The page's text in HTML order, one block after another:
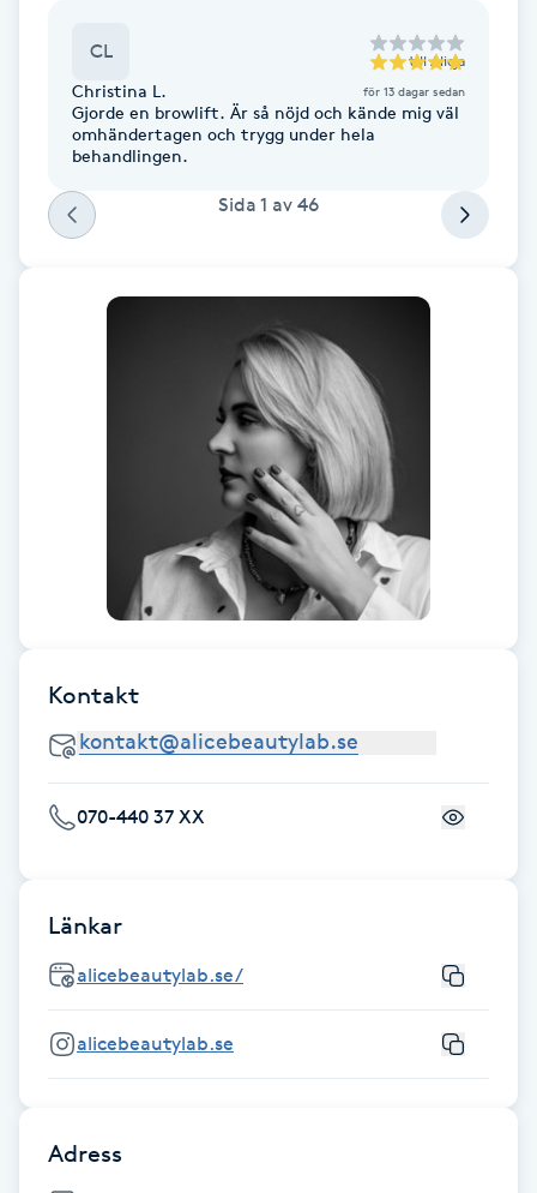
Extensions borttagning
Eyeliner-tatuering
Face framing
Faceliftmassage
Fotmassage
Fotvård
Fransar
Fransborttagning
Fransförlängning
Fransförlängning Megavolym
Fransförlängning Volym
CL till Alicja
Christina L. för 13 dagar sedan
Gjorde en browlift. Är så nöjd och kände mig väl
omhändertagen och trygg under hela
behandlingen.
Sida 1 av 46
Kontakt
070-440 37 XX
Länkar
alicebeautylab.se/
alicebeautylab.se
Adress